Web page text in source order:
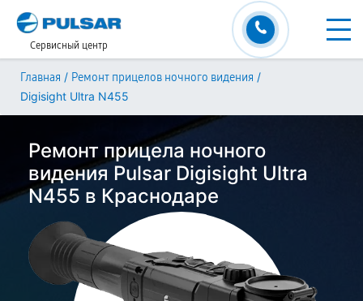
Сервисный центр
Главная / Ремонт прицелов ночного видения /
Digisight Ultra N455
Ремонт прицела ночного
видения Pulsar Digisight Ultra
N455 в Краснодаре